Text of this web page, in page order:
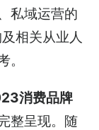
私域运营的
相关从业人
消费品牌
整呈现。随